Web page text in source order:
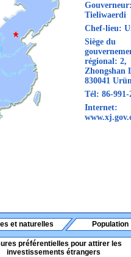
Gouverneur:
Tieliwaerdi
Chef-lieu:
Siège du
régional: 2,
Zhongshan
830041
Tél: 86-991-
Internet:
et naturelles Population
préférentielles pour attirer les
investissements étrangers